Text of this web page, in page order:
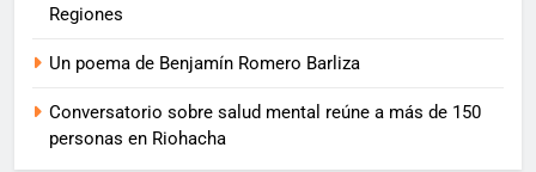
Regiones
Un poema de Benjamín Romero Barliza
Conversatorio sobre salud mental reúne a más de 150
personas en Riohacha